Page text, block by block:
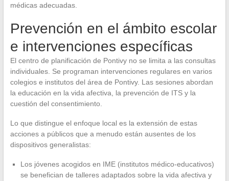
médicas adecuadas.
Prevención en el ámbito escolar
e intervenciones específicas
El centro de planificación de Pontivy no se limita a las consultas
individuales. Se programan intervenciones regulares en varios
colegios e institutos del área de Pontivy. Las sesiones abordan
la educación en la vida afectiva, la prevención de ITS y la
cuestión del consentimiento.
Lo que distingue el enfoque local es la extensión de estas
acciones a públicos que a menudo están ausentes de los
dispositivos generalistas:
Los jóvenes acogidos en IME (institutos médico-educativos)
se benefician de talleres adaptados sobre la vida afectiva y